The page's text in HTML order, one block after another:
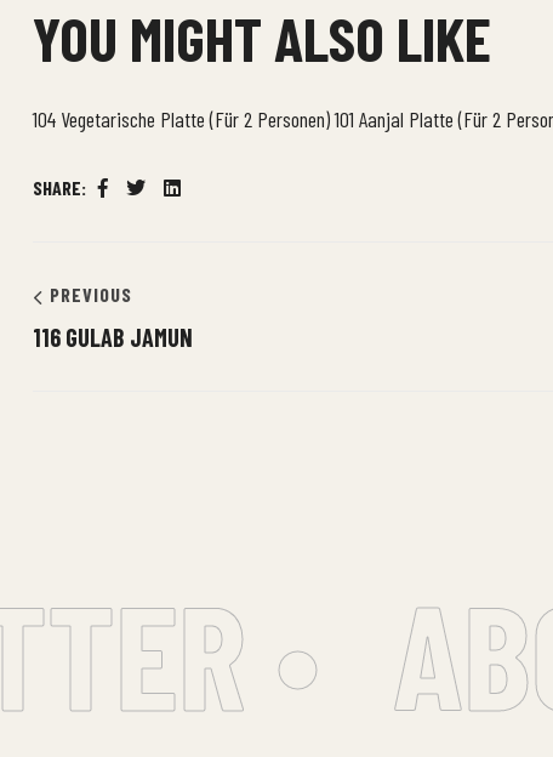
YOU MIGHT ALSO LIKE
104 Vegetarische Platte (Für 2 Personen)101 Aanjal Platte (Für 2
SHARE:
Facebook
TwitterLinkedin
PREVIOUS
116 GULAB JAMUN
•